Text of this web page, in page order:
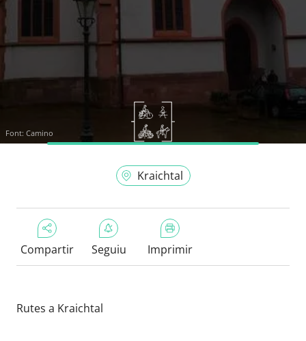
Font: Camino
Kraichtal
Compartir Seguiu Imprimir
Rutes a Kraichtal